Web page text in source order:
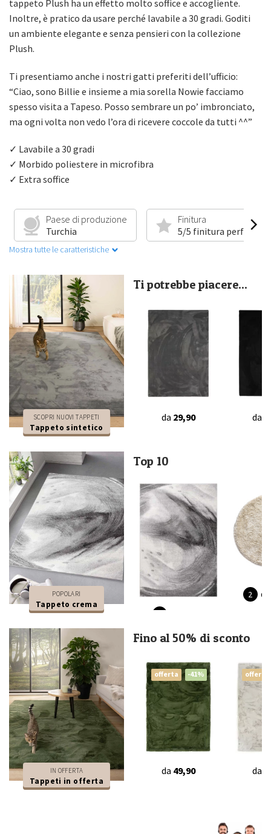
tappeto Plush ha un effetto molto soffice e accogliente.
Inoltre, è pratico da usare perché lavabile a 30 gradi. Goditi
un ambiente elegante e senza pensieri con la collezione
Plush.
Ti presentiamo anche i nostri gatti preferiti dell’ufficio:
“Ciao, sono Billie e insieme a mia sorella Nowie facciamo
spesso visita a Tapeso. Posso sembrare un po’ imbronciato,
ma ogni volta non vedo l’ora di ricevere coccole da tutti ^^”
✓ Lavabile a 30 gradi
✓ Morbido poliestere in microfibra
✓ Extra soffice
Paese di produzione
Turchia
Finitura
5/5 finitura perfetta
Mostra tutte le caratteristiche
SCOPRI NUOVI TAPPETI
Tappeto sintetico
Ti potrebbe piacere...
da 29,90 da
POPOLARI
Tappeto crema
Top 10
da
IN OFFERTA
Tappeti in offerta
Fino al 50% di sconto
offerta -41%
da 49,90
offerta
da